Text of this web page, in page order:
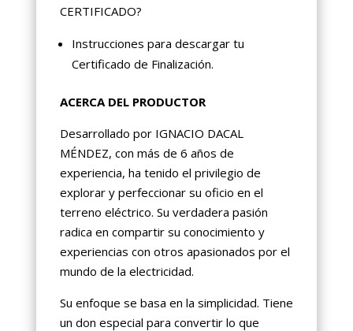
CERTIFICADO?
Instrucciones para descargar tu
Certificado de Finalización.
ACERCA DEL PRODUCTOR
Desarrollado por IGNACIO DACAL
MÉNDEZ, con más de 6 años de
experiencia, ha tenido el privilegio de
explorar y perfeccionar su oficio en el
terreno eléctrico. Su verdadera pasión
radica en compartir su conocimiento y
experiencias con otros apasionados por el
mundo de la electricidad.
Su enfoque se basa en la simplicidad. Tiene
un don especial para convertir lo que